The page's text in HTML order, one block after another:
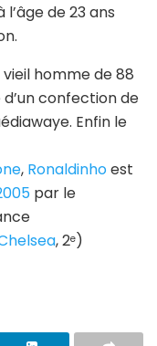
l’âge de 23 ans
vieil homme de 88
confection de
Enfin le
, Ronaldinhoest
par le
, 2e)